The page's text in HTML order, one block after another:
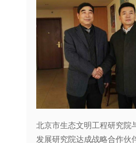
北京市生态文明工程研究院
发展研究院达成战略合作伙